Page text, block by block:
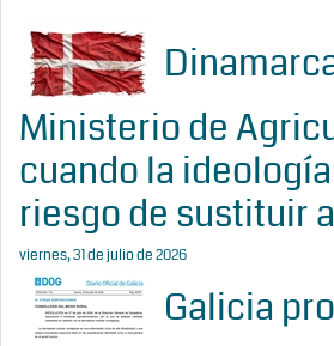
Ministerio de
cuando la
riesgo de sustituir
viernes, 31 de julio de 2026
Galicia